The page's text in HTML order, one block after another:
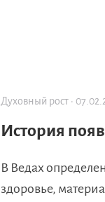
Духовный рост ·
История
В Ведах
здоровье,